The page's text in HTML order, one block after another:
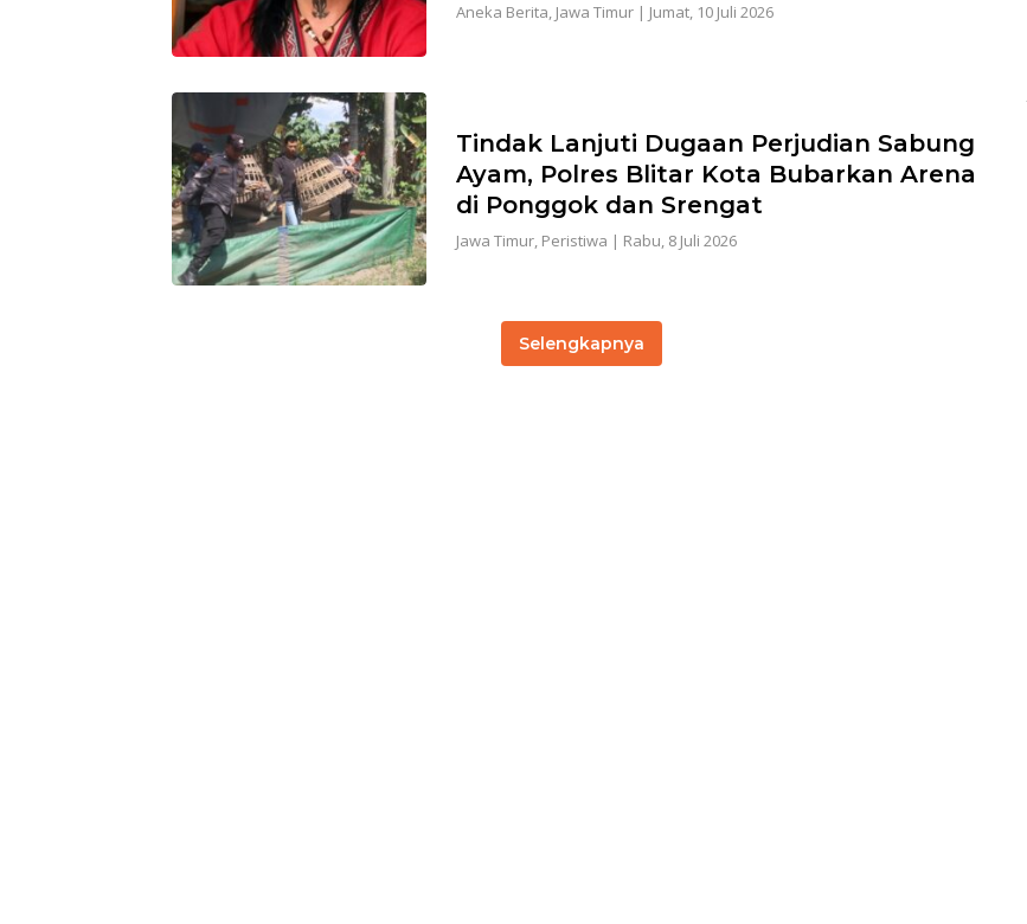
Aneka Berita, Jawa Timur| Jumat, 10 Juli 2026
Tindak Lanjuti Dugaan Perjudian Sabung
Ayam, Polres Blitar Kota Bubarkan Arena
di Ponggok dan Srengat
Jawa Timur, Peristiwa | Rabu, 8 Juli 2026
Selengkapnya